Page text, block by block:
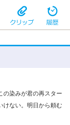
の染みが君の再スター
けない。明日から頼む